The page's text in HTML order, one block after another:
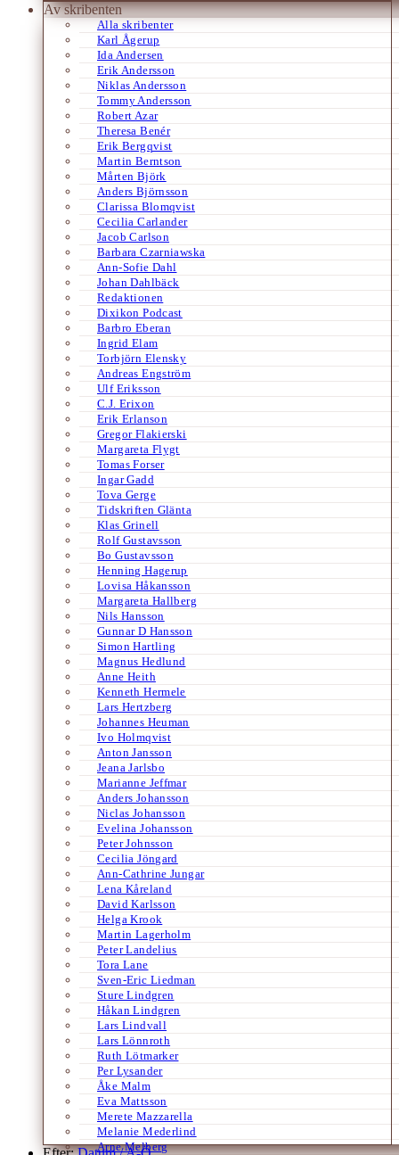
Av skribenten
Alla skribenter
Karl Ågerup
Ida Andersen
Erik Andersson
Niklas Andersson
Tommy Andersson
Robert Azar
Theresa Benér
Erik Bergqvist
Martin Berntson
Mårten Björk
Anders Björnsson
Clarissa Blomqvist
Cecilia Carlander
Jacob Carlson
Barbara Czarniawska
Ann-Sofie Dahl
Johan Dahlbäck
Redaktionen
Dixikon Podcast
Barbro Eberan
Ingrid Elam
Torbjörn Elensky
Andreas Engström
Ulf Eriksson
C.J. Erixon
Erik Erlanson
Gregor Flakierski
Margareta Flygt
Tomas Forser
Ingar Gadd
Tova Gerge
Tidskriften Glänta
Klas Grinell
Rolf Gustavsson
Bo Gustavsson
Henning Hagerup
Lovisa Håkansson
Margareta Hallberg
Nils Hansson
Gunnar D Hansson
Simon Hartling
Magnus Hedlund
Anne Heith
Kenneth Hermele
Lars Hertzberg
Johannes Heuman
Ivo Holmqvist
Anton Jansson
Jeana Jarlsbo
Marianne Jeffmar
Anders Johansson
Niclas Johansson
Evelina Johansson
Peter Johnsson
Cecilia Jöngard
Ann-Cathrine Jungar
Lena Kåreland
David Karlsson
Helga Krook
Martin Lagerholm
Peter Landelius
Tora Lane
Sven-Eric Liedman
Sture Lindgren
Håkan Lindgren
Lars Lindvall
Lars Lönnroth
Ruth Lötmarker
Per Lysander
Åke Malm
Eva Mattsson
Merete Mazzarella
Melanie Mederlind
Arne Melberg